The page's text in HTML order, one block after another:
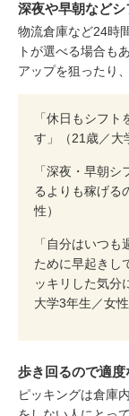
深夜や早朝など
物流倉庫など24時
トが選べる場合も
アップを狙ったり
「休日もシフ
す」（21歳／大
「深夜・早朝
るよりも稼げる
性）
「自分はいつ
ために早起きし
ッキリした気分
大学3年生／女性
歩き回るので適
ピッキングは倉庫